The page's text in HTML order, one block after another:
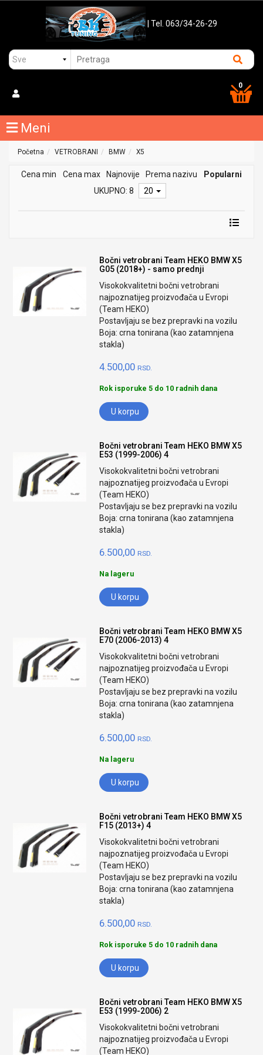
| Tel. 063/34-26-29
0
Meni
Početna VETROBRANI BMW X5
Cena min Cena max Najnovije Prema nazivu
Popularni
UKUPNO: 8
20
Bočni vetrobrani Team HEKO BMW X5
G05 (2018+) - samo prednji
Visokokvalitetni bočni vetrobrani
najpoznatijeg proizvođača u Evropi
(Team HEKO)
Postavljaju se bez prepravki na vozilu
Boja: crna tonirana (kao zatamnjena
stakla)
4.500,00 RSD.
Rok isporuke 5 do 10 radnih dana
U korpu
Bočni vetrobrani Team HEKO BMW X5
E53 (1999-2006) 4
Visokokvalitetni bočni vetrobrani
najpoznatijeg proizvođača u Evropi
(Team HEKO)
Postavljaju se bez prepravki na vozilu
Boja: crna tonirana (kao zatamnjena
stakla)
6.500,00 RSD.
Na lageru
U korpu
Bočni vetrobrani Team HEKO BMW X5
E70 (2006-2013) 4
Visokokvalitetni bočni vetrobrani
najpoznatijeg proizvođača u Evropi
(Team HEKO)
Postavljaju se bez prepravki na vozilu
Boja: crna tonirana (kao zatamnjena
stakla)
6.500,00 RSD.
Na lageru
U korpu
Bočni vetrobrani Team HEKO BMW X5
F15 (2013+) 4
Visokokvalitetni bočni vetrobrani
najpoznatijeg proizvođača u Evropi
(Team HEKO)
Postavljaju se bez prepravki na vozilu
Boja: crna tonirana (kao zatamnjena
stakla)
6.500,00 RSD.
Rok isporuke 5 do 10 radnih dana
U korpu
Bočni vetrobrani Team HEKO BMW X5
E53 (1999-2006) 2
Visokokvalitetni bočni vetrobrani
najpoznatijeg proizvođača u Evropi
(Team HEKO)